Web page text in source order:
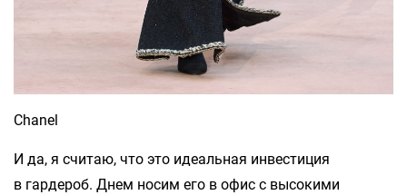
Chanel
И да, я считаю, что это идеальная инвестиция
в гардероб. Днем носим его в офис с высокими